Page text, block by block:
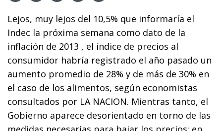
Lejos, muy lejos del 10,5% que informaría el
Indec la próxima semana como dato de la
inflación de 2013 , el índice de precios al
consumidor habría registrado el año pasado un
aumento promedio de 28% y de más de 30% en
el caso de los alimentos, según economistas
consultados por LA NACION. Mientras tanto, el
Gobierno aparece desorientado en torno de las